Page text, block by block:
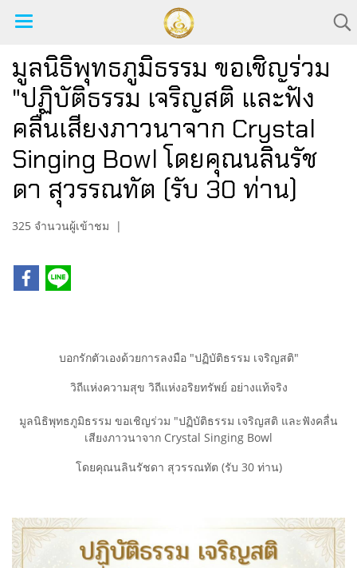
มูลนิธิพุทธภูมิธรรม ขอเชิญร่วม
"ปฏิบัติธรรม เจริญสติ และฟัง
คลื่นเสียงภาวนาจาก Crystal
Singing Bowl โดยคุณนลินรัช
ดา สุวรรณทัต (รับ 30 ท่าน)
325 จำนวนผู้เข้าชม |
บอกรักตัวเองด้วยการลงมือ "ปฏิบัติธรรม เจริญสติ"
วิถีแห่งความสุข วิถีแห่งอริยทรัพย์ อย่างแท้จริง
มูลนิธิพุทธภูมิธรรม ขอเชิญร่วม "ปฏิบัติธรรม เจริญสติ และฟังคลื่น
เสียงภาวนาจาก Crystal Singing Bowl
โดยคุณนลินรัชดา สุวรรณทัต (รับ 30 ท่าน)